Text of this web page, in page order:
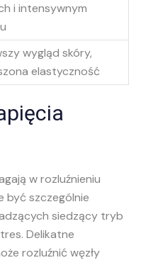
i intensywnym
wygląd skóry,
elastyczność
w rozluźnieniu
być szczególnie
siedzący tryb
Delikatne
rozluźnić węzły